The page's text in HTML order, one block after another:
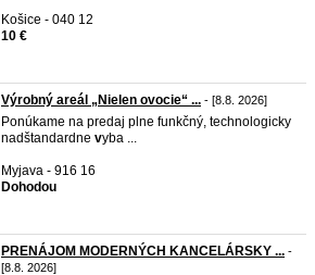
Košice - 040 12
10 €
Výrobný areál „Nielen ovocie“ ... - [8.8. 2026]
Ponúkame na predaj plne funkčný, technologicky
nadštandardne vyba ...
Myjava - 916 16
Dohodou
PRENÁJOM MODERNÝCH KANCELÁRSKY ... -
[8.8. 2026]